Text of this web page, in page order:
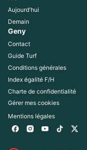
Aujourd'hui
Demain
Geny
Contact
Guide Turf
Conditions générales
Index égalité F/H
Charte de confidentialité
Gérer mes cookies
Mentions légales